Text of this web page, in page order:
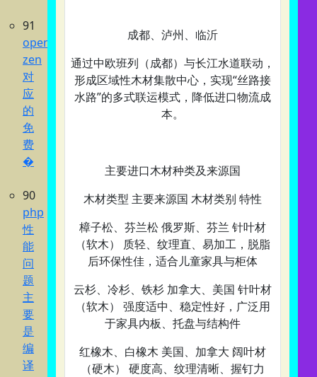
91
opencode
zen
对
应
的
免
费
�
90
php
性
能
问
题
主
要
是
编
译
成都、泸州、临沂‌
通过中欧班列（成都）与长江水道联动，
形成区域性木材集散中心，实现“丝路接
水路”的多式联运模式，降低进口物流成
本。
主要进口木材种类及来源国‌
木材类型 主要来源国 木材类别 特性
樟子松、芬兰松‌ 俄罗斯、芬兰 针叶材
（软木） 质轻、纹理直、易加工，脱脂
后环保性佳，适合儿童家具与柜体
云杉、冷杉、铁杉‌ 加拿大、美国 针叶材
（软木） 强度适中、稳定性好，广泛用
于家具内板、托盘与结构件
红橡木、白橡木‌ 美国、加拿大 阔叶材
（硬木） 硬度高、纹理清晰、握钉力